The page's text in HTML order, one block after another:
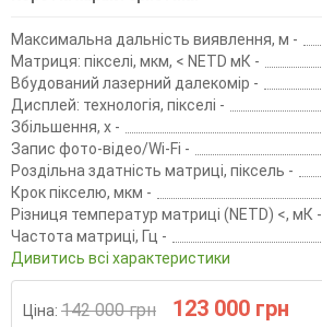
Максимальна дальність виявлення, м -
Матриця: пікселі, мкм, < NETD мК -
Вбудований лазерний далекомір -
Дисплей: технологія, пікселі -
Збільшення, х -
Запис фото-відео/Wi-Fi -
Роздільна здатність матриці, піксель -
Крок пікселю, мкм -
Різниця температур матриці (NETD) <, мК -
Частота матриці, Гц -
Дивитись всі характеристики
Ціна: 142 000 грн 123 000 грн